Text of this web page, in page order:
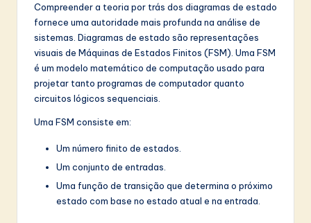
Compreender a teoria por trás dos diagramas de estado
fornece uma autoridade mais profunda na análise de
sistemas. Diagramas de estado são representações
visuais de Máquinas de Estados Finitos (FSM). Uma FSM
é um modelo matemático de computação usado para
projetar tanto programas de computador quanto
circuitos lógicos sequenciais.
Uma FSM consiste em:
Um número finito de estados.
Um conjunto de entradas.
Uma função de transição que determina o próximo
estado com base no estado atual e na entrada.